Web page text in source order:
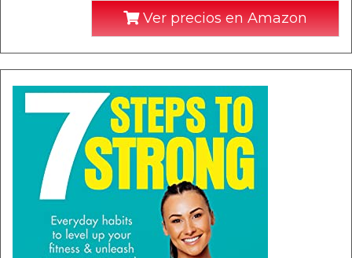
Ver precios en Amazon